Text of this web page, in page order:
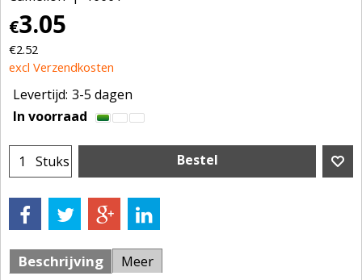
€3.05
€2.52
excl Verzendkosten
Levertijd: 3-5 dagen
In voorraad
Stuks Bestel
Beschrijving Meer